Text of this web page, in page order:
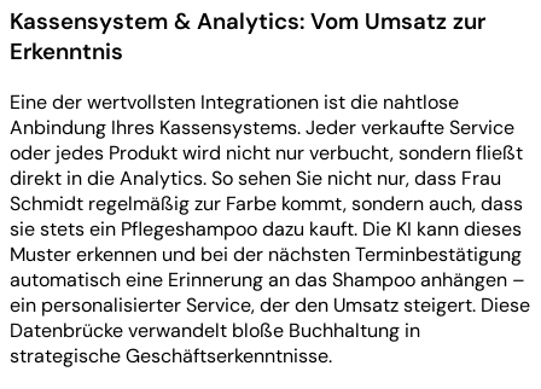
Kassensystem & Analytics: Vom Umsatz zur
Erkenntnis
Eine der wertvollsten Integrationen ist die nahtlose
Anbindung Ihres Kassensystems. Jeder verkaufte Service
oder jedes Produkt wird nicht nur verbucht, sondern fließt
direkt in die Analytics. So sehen Sie nicht nur, dass Frau
Schmidt regelmäßig zur Farbe kommt, sondern auch, dass
sie stets ein Pflegeshampoo dazu kauft. Die KI kann dieses
Muster erkennen und bei der nächsten Terminbestätigung
automatisch eine Erinnerung an das Shampoo anhängen –
ein personalisierter Service, der den Umsatz steigert. Diese
Datenbrücke verwandelt bloße Buchhaltung in
strategische Geschäftserkenntnisse.